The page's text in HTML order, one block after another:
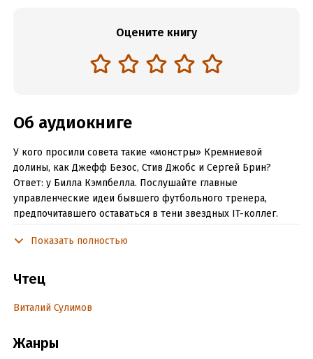
Оцените книгу
Об аудиокниге
У кого просили совета такие «монстры» Кремниевой
долины, как Джефф Безос, Стив Джобс и Сергей Брин?
Ответ: у Билла Кэмпбелла. Послушайте главные
управленческие идеи бывшего футбольного тренера,
предпочитавшего оставаться в тени звездных IT-коллег.
в компаниях мирового масштаба.
совместно с проектом MakeRight. Слушайте ключевые идеи
Подробная информация
Показать полностью
Чтец
Виталий Сулимов
Жанры